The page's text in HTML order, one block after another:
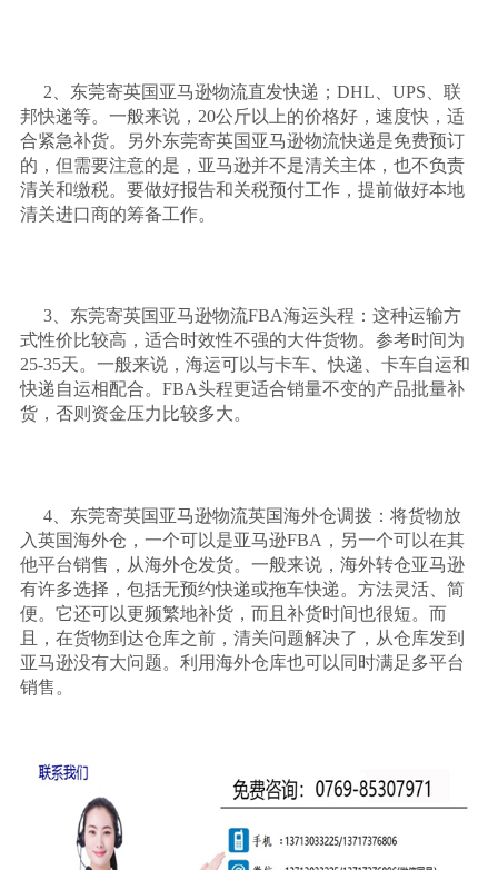
2、东莞寄英国亚马逊物流直发快递；DHL、UPS、联
邦快递等。一般来说，20公斤以上的价格好，速度快，适
合紧急补货。另外东莞寄英国亚马逊物流快递是免费预订
的，但需要注意的是，亚马逊并不是清关主体，也不负责
清关和缴税。要做好报告和关税预付工作，提前做好本地
清关进口商的筹备工作。
3、东莞寄英国亚马逊物流FBA海运头程：这种运输方
式性价比较高，适合时效性不强的大件货物。参考时间为
25-35天。一般来说，海运可以与卡车、快递、卡车自运和
快递自运相配合。FBA头程更适合销量不变的产品批量补
货，否则资金压力比较多大。
4、东莞寄英国亚马逊物流英国海外仓调拨：将货物放
入英国海外仓，一个可以是亚马逊FBA，另一个可以在其
他平台销售，从海外仓发货。一般来说，海外转仓亚马逊
有许多选择，包括无预约快递或拖车快递。方法灵活、简
便。它还可以更频繁地补货，而且补货时间也很短。而
且，在货物到达仓库之前，清关问题解决了，从仓库发到
亚马逊没有大问题。利用海外仓库也可以同时满足多平台
销售。